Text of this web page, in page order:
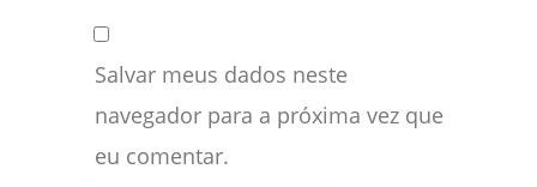
Salvar meus dados neste
navegador para a próxima vez que
eu comentar.